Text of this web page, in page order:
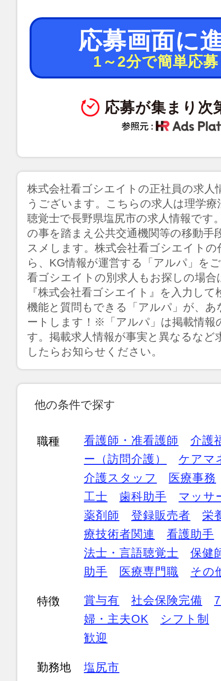
応募画面に
1～2分で簡単応
応募が集まり次
株式会社看ゴシエイトの正社員の求人
うございます。こちらの求人は理学療
聴覚士で長野県塩尻市の求人情報です
の事を踏まえ公共交通機関等の移動手
スメします。株式会社看ゴシエイトの
ら、KG情報が運営する「アルパ」を
看ゴシエイトの別求人もお探しの場
『株式会社看ゴシエイト』を入力し
機能と質問もできる「アルパ」が、
ートします！※「アルパ」は掲載情報
す。掲載求人情報が事実と異なるなど
したらお知らせください。
他の条件で探す
職種 看護師・准看護師
介護
ー（訪問介護）
ケアマ
介護スタッフ
医療事務
工士
歯科助手
マッサ
薬剤師
登録販売者
栄
療技術者関連
看護助手
法士・言語聴覚士
保健
助手
医療専門職 その
特徴 賞与有 社会保険完備
婦・主夫OK
シフト制
歓迎
勤務地 塩尻市